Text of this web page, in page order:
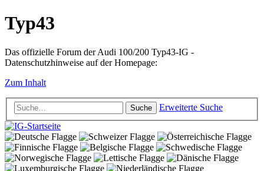
Typ43
Das offizielle Forum der Audi 100/200 Typ43-IG -
Datenschutzhinweise auf der Homepage:
Zum Inhalt
Suche Erweiterte Suche